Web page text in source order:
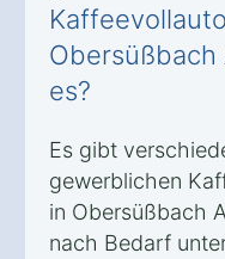
es?
Es gibt
gewerblichen
in Obersüßbach
nach Bedarf